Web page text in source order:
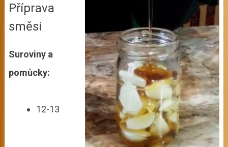
Příprava
směsi
Suroviny a
pomůcky:
12-13